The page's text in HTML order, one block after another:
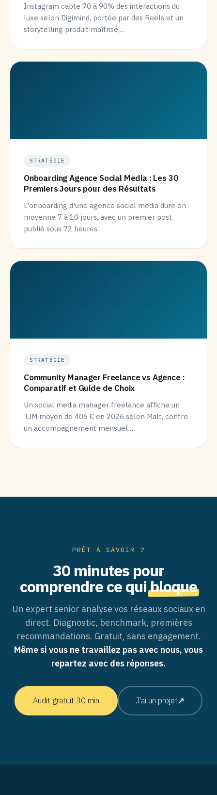
Instagram capte 70 à 90% des interactions du
luxe selon Digimind, portée par des Reels et un
storytelling produit maîtrisé,…
STRATÉGIE
Onboarding Agence Social Media : Les 30
Premiers Jours pour des Résultats
L'onboarding d'une agence social media dure en
moyenne 7 à 10 jours, avec un premier post
publié sous 72 heures…
STRATÉGIE
Community Manager Freelance vs Agence :
Comparatif et Guide de Choix
Un social media manager freelance affiche un
TJM moyen de 406 € en 2026 selon Malt, contre
un accompagnement mensuel…
PRÊT À SAVOIR ?
30 minutes pour
comprendre ce quibloque
Un expert senior analyse vos réseaux sociaux en
direct. Diagnostic, benchmark, premières
recommandations. Gratuit, sans engagement.
Même si vous ne travaillez pas avec nous, vous
repartez avec des réponses.
Audit gratuit 30 min J'ai un projet↗